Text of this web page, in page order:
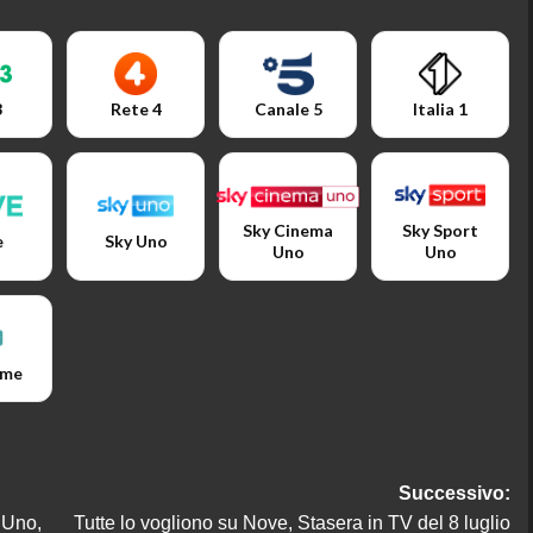
Rete 4 Canale 5 Italia 1
Sky Uno
Sky Cinema
Uno
Sky Sport
Uno
Successivo:
Tutte lo vogliono su Nove, Stasera in TV del 8 luglio